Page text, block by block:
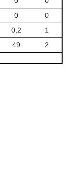
0
0
0,2
1
49 2